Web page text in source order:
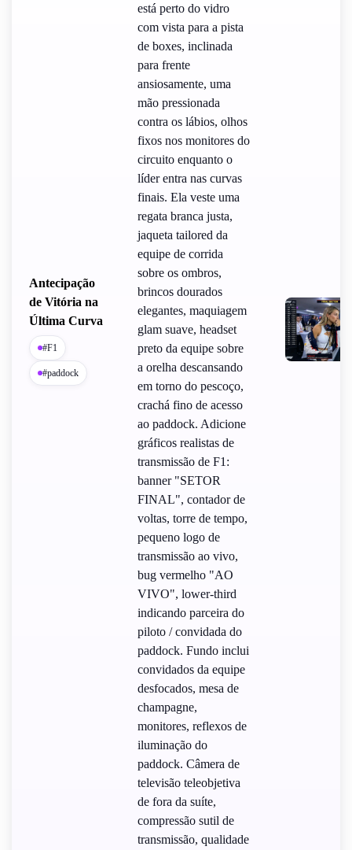
Antecipação
de Vitória na
Última Curva
#F1
#paddock
está perto do vidro
com vista para a pista
de boxes, inclinada
para frente
ansiosamente, uma
mão pressionada
contra os lábios, olhos
fixos nos monitores do
circuito enquanto o
líder entra nas curvas
finais. Ela veste uma
regata branca justa,
jaqueta tailored da
equipe de corrida
sobre os ombros,
brincos dourados
elegantes, maquiagem
glam suave, headset
preto da equipe sobre
a orelha descansando
em torno do pescoço,
crachá fino de acesso
ao paddock. Adicione
gráficos realistas de
transmissão de F1:
banner "SETOR
FINAL", contador de
voltas, torre de tempo,
pequeno logo de
transmissão ao vivo,
bug vermelho "AO
VIVO", lower-third
indicando parceira do
piloto / convidada do
paddock. Fundo inclui
convidados da equipe
desfocados, mesa de
champagne,
monitores, reflexos de
iluminação do
paddock. Câmera de
televisão teleobjetiva
de fora da suíte,
compressão sutil de
transmissão, qualidade